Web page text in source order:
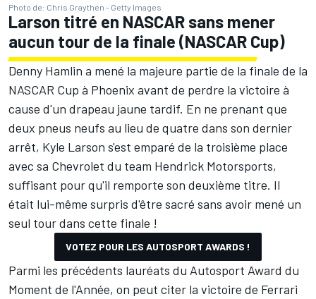
Photo de: Chris Graythen - Getty Images
Larson titré en NASCAR sans mener
aucun tour de la finale (NASCAR Cup)
Denny Hamlin a mené la majeure partie de la finale de la
NASCAR Cup à Phoenix avant de perdre la victoire à
cause d'un drapeau jaune tardif. En ne prenant que
deux pneus neufs au lieu de quatre dans son dernier
arrêt, Kyle Larson s'est emparé de la troisième place
avec sa Chevrolet du team Hendrick Motorsports,
suffisant pour qu'il remporte son deuxième titre. Il
était lui-même surpris d'être sacré sans avoir mené un
seul tour dans cette finale !
VOTEZ POUR LES AUTOSPORT AWARDS !
Parmi les précédents lauréats du Autosport Award du
Moment de l'Année, on peut citer la victoire de Ferrari